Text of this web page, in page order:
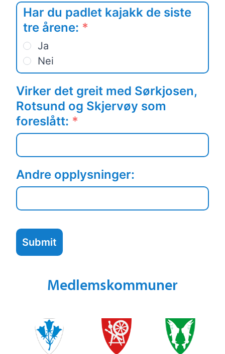
Har du padlet kajakk de siste
tre årene: *
Ja
Nei
Virker det greit med Sørkjosen,
Rotsund og Skjervøy som
foreslått: *
Andre opplysninger:
Submit
Medlemskommuner